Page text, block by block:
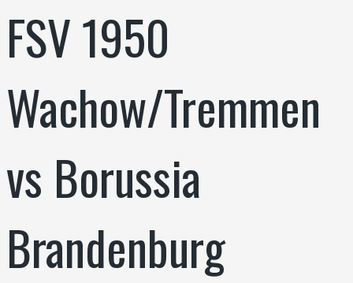
FSV 1950
Wachow/Tremmen
vs Borussia
Brandenburg